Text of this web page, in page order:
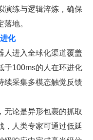
演练与逻辑淬炼，确保
地。
化
人进入全球化渠道覆盖
于100ms的人在环进化
续采集多模态触觉反馈
无论是异形包裹的抓取
，人类专家可通过低延